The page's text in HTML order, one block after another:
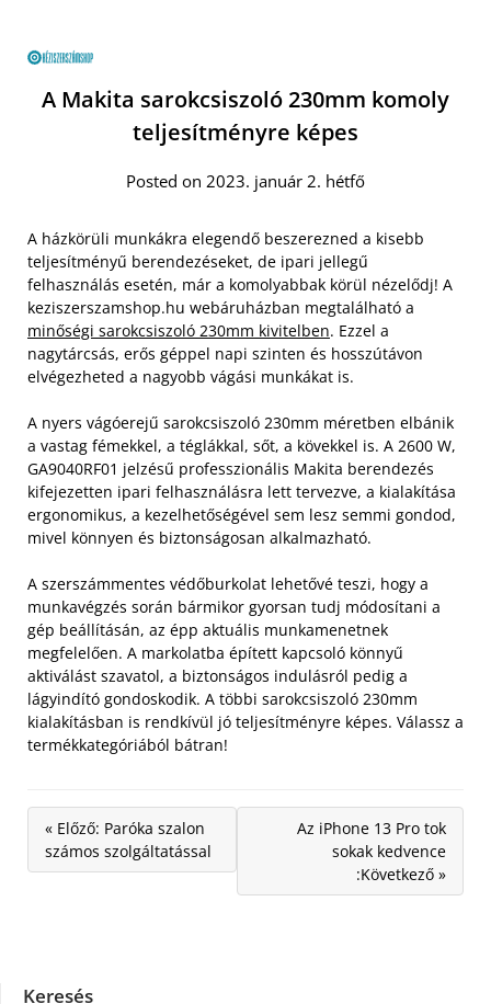
A Makita sarokcsiszoló 230mm komoly
teljesítményre képes
Posted on 2023. január 2. hétfő
A házkörüli munkákra elegendő beszerezned a kisebb
teljesítményű berendezéseket, de ipari jellegű
felhasználás esetén, már a komolyabbak körül nézelődj! A
keziszerszamshop.hu webáruházban megtalálható a
minőségi sarokcsiszoló 230mm kivitelben. Ezzel a
nagytárcsás, erős géppel napi szinten és hosszútávon
elvégezheted a nagyobb vágási munkákat is.
A nyers vágóerejű sarokcsiszoló 230mm méretben elbánik
a vastag fémekkel, a téglákkal, sőt, a kövekkel is. A 2600 W,
GA9040RF01 jelzésű professzionális Makita berendezés
kifejezetten ipari felhasználásra lett tervezve, a kialakítása
ergonomikus, a kezelhetőségével sem lesz semmi gondod,
mivel könnyen és biztonságosan alkalmazható.
A szerszámmentes védőburkolat lehetővé teszi, hogy a
munkavégzés során bármikor gyorsan tudj módosítani a
gép beállításán, az épp aktuális munkamenetnek
megfelelően. A markolatba épített kapcsoló könnyű
aktiválást szavatol, a biztonságos indulásról pedig a
lágyindító gondoskodik. A többi sarokcsiszoló 230mm
kialakításban is rendkívül jó teljesítményre képes. Válassz a
termékkategóriából bátran!
« Előző: Paróka szalon
számos szolgáltatással
Az iPhone 13 Pro tok
sokak kedvence
:Következő »
Keresés